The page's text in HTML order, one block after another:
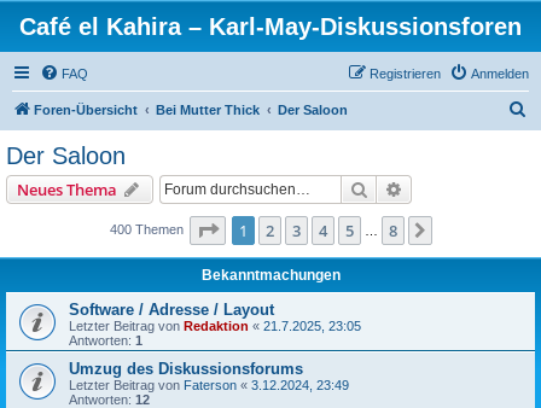
Café el Kahira – Karl-May-Diskussionsforen
FAQ Anmelden
Registrieren
Foren-Übersicht Bei Mutter Thick Der Saloon
Der Saloon
Neues Thema Suche
400 Themen Seite 1von
1 2 3 4 5 8
Bekanntmachungen
Software / Adresse / Layout
Letzter Beitrag von Redaktion « 21.7.2025, 23:05
Antworten: 1
Umzug des Diskussionsforums
Letzter Beitrag von Faterson « 3.12.2024, 23:49
Antworten: 12